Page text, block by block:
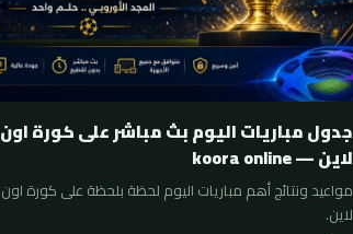
جدول مباريات اليوم بث مباشر على كورة اون
لاين — koora online
مواعيد ونتائج أهم مباريات اليوم لحظة بلحظة على كورة اون
لاين.